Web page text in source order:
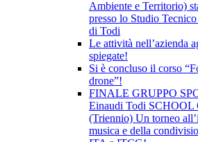
Ambiente e Territorio)
presso lo Studio
di Todi
Le attività nell’azienda
spiegate!
Si è concluso il corso
drone”!
FINALE GRUPPO
Einaudi Todi SCHOOL
(Triennio) Un torneo
musica e della